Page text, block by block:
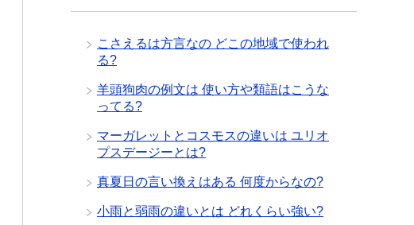
こさえるは方言なの どこの地域で使われ
る?
羊頭狗肉の例文は 使い方や類語はこうな
ってる?
マーガレットとコスモスの違いは ユリオ
プスデージーとは?
真夏日の言い換えはある 何度からなの?
小雨と弱雨の違いとは どれくらい強い?